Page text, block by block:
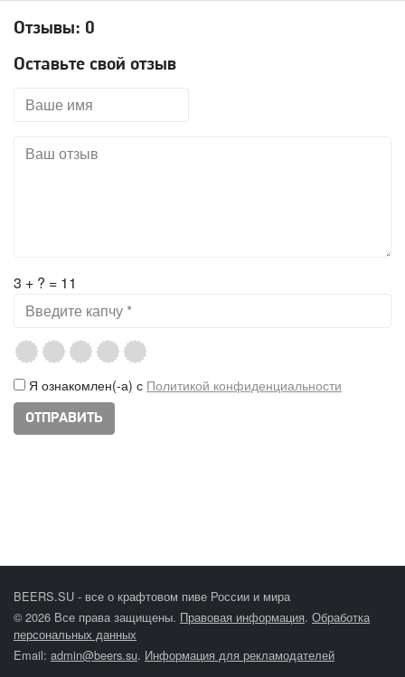
Отзывы: 0
Оставьте свой отзыв
3 + ? = 11
Я ознакомлен(-а) с Политикой конфиденциальности
BEERS.SU - все о крафтовом пиве России и мира
© 2026 Все права защищены. Правовая информация. Обработка
персональных данных
Email: admin@beers.su. Информация для рекламодателей